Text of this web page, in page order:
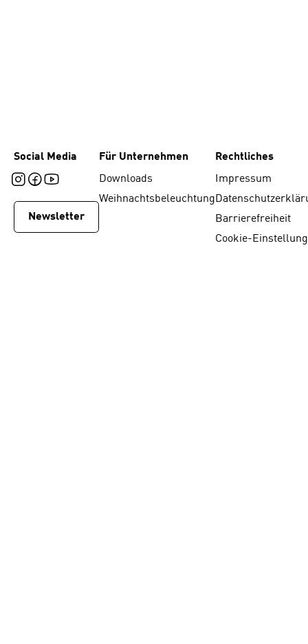
Social Media
Newsletter
Für Unternehmen
Downloads
Weihnachtsbeleuchtung
Rechtliches
Impressum
Barrierefreiheit
Cookie-